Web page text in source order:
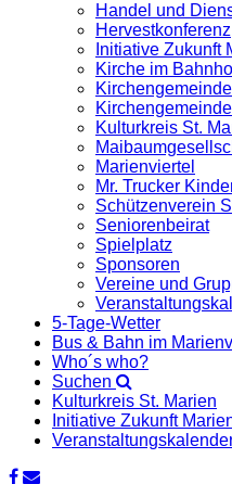
Handel und
Hervestkonferenz
Initiative Zukunft
Kirche im
Kulturkreis St.
Marienviertel
Mr. Trucker
Schützenverein
Seniorenbeirat
Spielplatz
Sponsoren
Vereine und
5-Tage-Wetter
Bus & Bahn im
Who´s who?
Suchen
Kulturkreis St. Marien
Initiative Zukunft